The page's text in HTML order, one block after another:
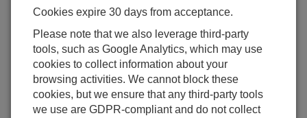
家がご連絡いたします。* = 必須項目です。
質問の種類を選択してください:
購入や見積について 技術的な質問
Cookies expire 30 days from acceptance.
Please note that we also leverage third-party
tools, such as Google Analytics, which may use
cookies to collect information about your
browsing activities. We cannot block these
cookies, but we ensure that any third-party tools
we use are GDPR-compliant and do not collect